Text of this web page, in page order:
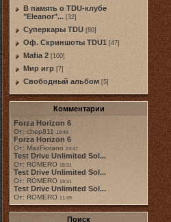
В память о TDU-клубе
"Eleanor"... [32]
Суперкары TDU [80]
Оф. Скриншоты TDU1 [47]
Mafia 2 [100]
Мир игр [7]
Свободный альбом [5]
Комментарии
Forza Horizon 6
От: chep811 19:48
Forza Horizon 6
От: MaxFiorano 23:47
Test Drive Unlimited Sol...
От: ROMERO 18:31
Test Drive Unlimited Sol...
От: ROMERO 19:31
Test Drive Unlimited Sol...
От: ROMERO 11:49
Поиск